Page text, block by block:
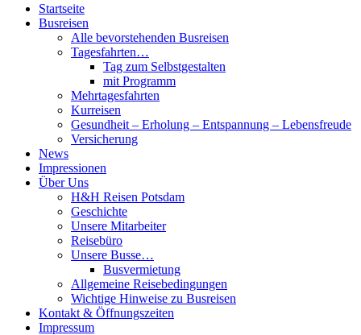
Startseite
Busreisen
Alle bevorstehenden Busreisen
Tagesfahrten…
Tag zum Selbstgestalten
mit Programm
Mehrtagesfahrten
Kurreisen
Gesundheit – Erholung – Entspannung – Lebensfreude
Versicherung
News
Impressionen
Über Uns
H&H Reisen Potsdam
Geschichte
Unsere Mitarbeiter
Reisebüro
Unsere Busse…
Busvermietung
Allgemeine Reisebedingungen
Wichtige Hinweise zu Busreisen
Kontakt & Öffnungszeiten
Impressum